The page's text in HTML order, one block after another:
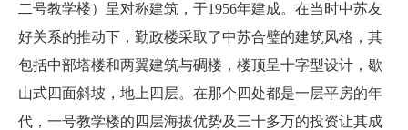
二号教学楼）呈对称建筑，于1956年建成。在当时中苏友
好关系的推动下，勤政楼采取了中苏合璧的建筑风格，其
包括中部塔楼和两翼建筑与碉楼，楼顶呈十字型设计，歇
山式四面斜坡，地上四层。在那个四处都是一层平房的年
代，一号教学楼的四层海拔优势及三十多万的投资让其成